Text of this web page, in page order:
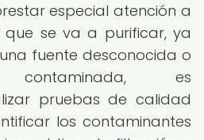
especial atención a
se va a purificar, ya
fuente desconocida o
contaminada, es
pruebas de calidad
los contaminantes